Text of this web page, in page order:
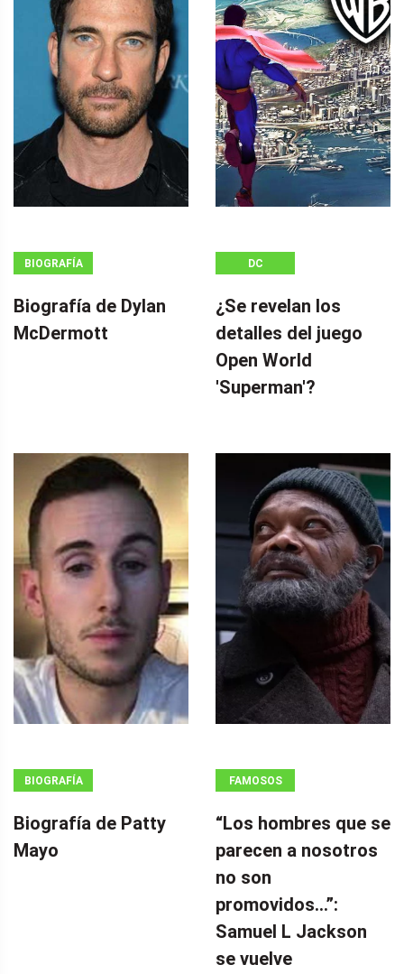
BIOGRAFÍA
Biografía de Dylan
McDermott
DC
¿Se revelan los
detalles del juego
Open World
'Superman'?
BIOGRAFÍA
Biografía de Patty
Mayo
FAMOSOS
“Los hombres que se
parecen a nosotros
no son
promovidos…”:
Samuel L Jackson
se vuelve